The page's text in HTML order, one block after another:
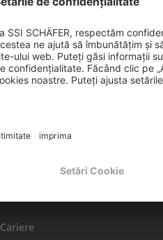
SSI SCHAEFER
Lider în domeniul Intralogisticii
Cariere